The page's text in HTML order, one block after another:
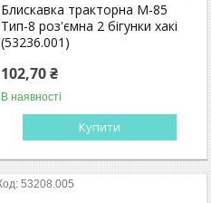
Блискавка тракторна М-85
Тип-8 роз'ємна 2 бігунки хакі
(53236.001)
102,70 ₴
В наявності
Купити
53208.005